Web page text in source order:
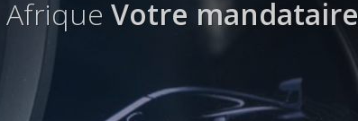
Votre mandataire